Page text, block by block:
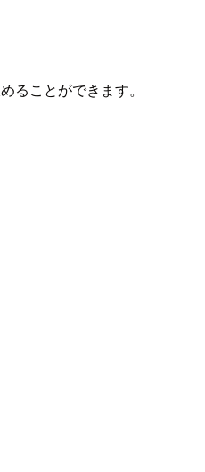
ることができます。